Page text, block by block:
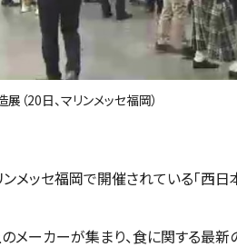
（20日、マリンメッセ福岡）
メッセ福岡で開催されている「西日
メーカーが集まり、食に関する最